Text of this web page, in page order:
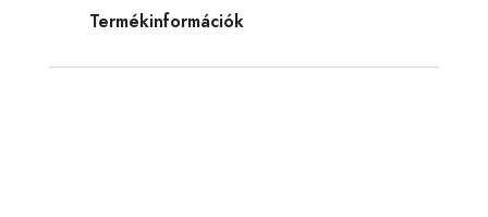
Termékinformációk